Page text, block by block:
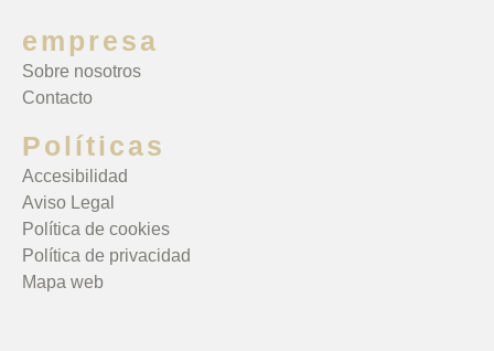
empresa
Sobre nosotros
Contacto
Políticas
Accesibilidad
Aviso Legal
Política de cookies
Política de privacidad
Mapa web